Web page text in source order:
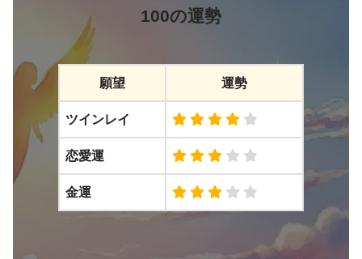
100の運勢
願望 運勢
ツインレイ
恋愛運
金運